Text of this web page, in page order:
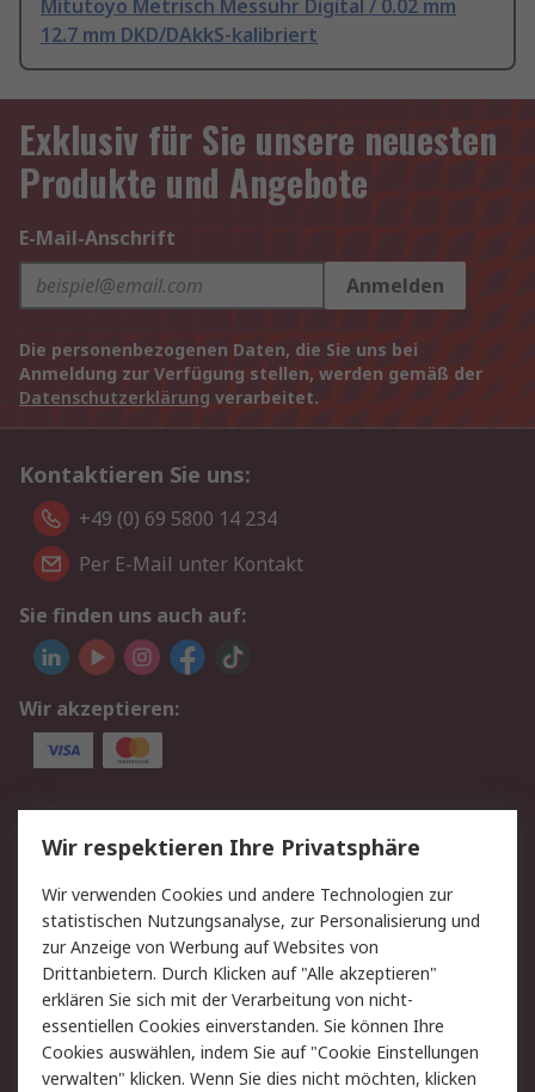
Mitutoyo Metrisch Messuhr Digital / 0.02 mm
12.7 mm DKD/DAkkS-kalibriert
Exklusiv für Sie unsere neuesten
Produkte und Angebote
E-Mail-Anschrift
Anmelden
Die personenbezogenen Daten, die Sie uns bei
Anmeldung zur Verfügung stellen, werden gemäß der
Datenschutzerklärung verarbeitet.
Kontaktieren Sie uns:
+49 (0) 69 5800 14 234
Per E-Mail unter Kontakt
Sie finden uns auch auf:
Wir akzeptieren:
Service
Value Added Services
Lieferlösungen
Rücksendungen
Kontakt
Hilfe
Privatkunden
Rechtliches
AGB
Datenschutz
Cookie-Richtlinie
Zahlungsbedingungen
Wir respektieren Ihre Privatsphäre
Wir verwenden Cookies und andere Technologien zur
statistischen Nutzungsanalyse, zur Personalisierung und
zur Anzeige von Werbung auf Websites von
Drittanbietern. Durch Klicken auf "Alle akzeptieren"
erklären Sie sich mit der Verarbeitung von nicht-
essentiellen Cookies einverstanden. Sie können Ihre
Cookies auswählen, indem Sie auf "Cookie Einstellungen
verwalten" klicken. Wenn Sie dies nicht möchten, klicken